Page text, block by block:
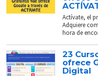
Actívate, el
Adquiere
hora de
23
ofrece
Digital